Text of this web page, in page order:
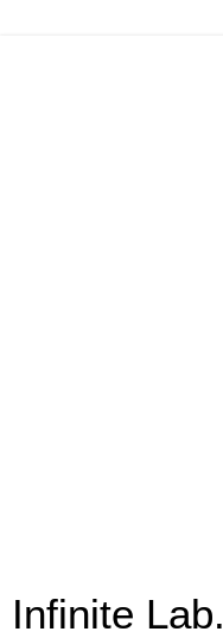
Infinite Lab.